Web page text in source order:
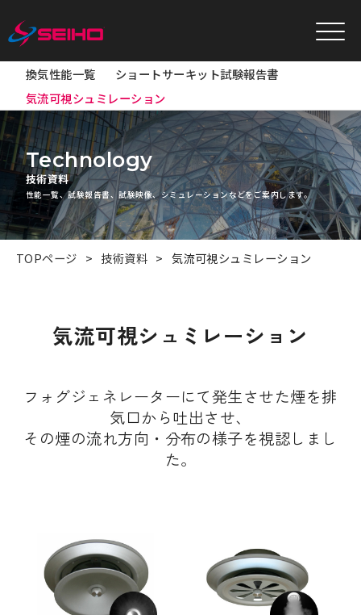
換気性能一覧
ショートサーキット試験報告書
気流可視シュミレーション
Technology
技術資料
性能一覧、試験報告書、試験映像、シミュレーションなどをご案内します。
TOPページ 技術資料 気流可視シュミレーション
気流可視シュミレーション
フォグジェネレーターにて発生させた煙を排
気口から吐出させ、
その煙の流れ方向・分布の様子を視認しまし
た。